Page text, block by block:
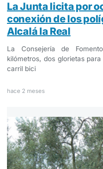
La Junta licita por
conexión de los
Alcalá la Real
La Consejería de
kilómetros, dos glorietas
carril bici
hace 2 meses